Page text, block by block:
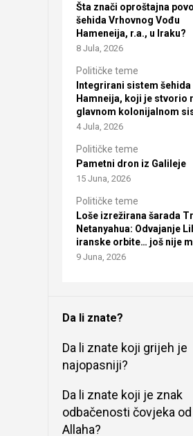
Šta znači oproštajna
šehida Vrhovnog Vođu
Hameneija, r.a., u Iraku?
8 Jula, 2026
Političke teme
Integrirani sistem šehida
Hamneija, koji je stvorio
glavnom kolonijalnom
4 Jula, 2026
Političke teme
Pametni dron iz Galileje
15 Juna, 2026
Političke teme
Loše izrežirana šarada
Netanyahua: Odvajanje
iranske orbite… još nije
9 Juna, 2026
Da li znate?
Da li znate koji grijeh je
najopasniji?
Da li znate koji je znak
odbačenosti čovjeka
Allaha?